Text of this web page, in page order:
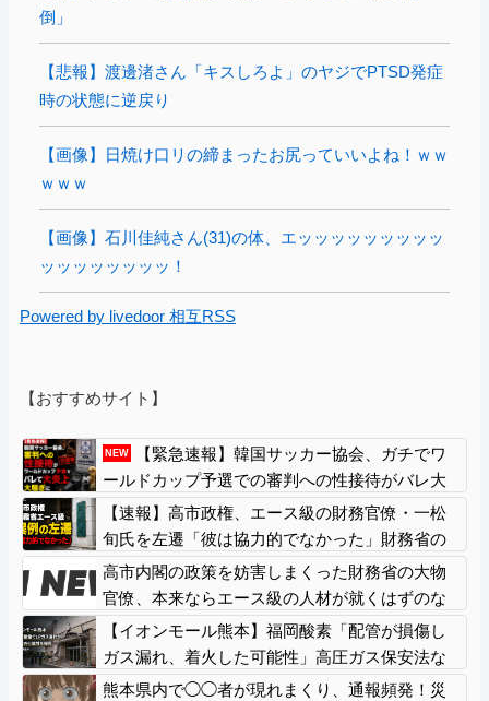
倒」
【悲報】渡邊渚さん「キスしろよ」のヤジでPTSD発症
時の状態に逆戻り
【画像】日焼け口リの締まったお尻っていいよね！ｗｗ
ｗｗｗ
【画像】石川佳純さん(31)の体、エッッッッッッッッッ
ッッッッッッッッ！
Powered by livedoor 相互RSS
【おすすめサイト】
NEW
【緊急速報】韓国サッカー協会、ガチでワ
ールドカップ予選での審判への性接待がバレ大
炎上大騒ぎに
【速報】高市政権、エース級の財務官僚・一松
旬氏を左遷「彼は協力的でなかった」財務省の
言いなりではないことが判明
高市内閣の政策を妨害しまくった財務省の大物
官僚、本来ならエース級の人材が就くはずのな
いポストに送られ……
【イオンモール熊本】福岡酸素「配管が損傷し
ガス漏れ、着火した可能性」高圧ガス保安法な
どに基づき、経産省に報告
熊本県内で◯◯者が現れまくり、通報頻発！災